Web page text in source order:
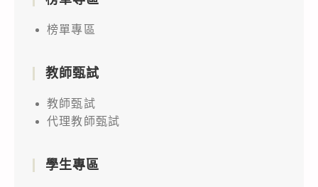
榜單專區
教師甄試
教師甄試
代理教師甄試
學生專區